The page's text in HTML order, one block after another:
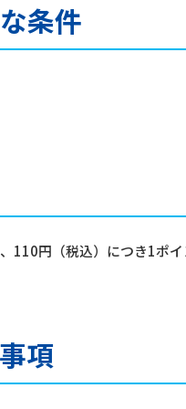
条件
110円（税込）につき1ポ
項